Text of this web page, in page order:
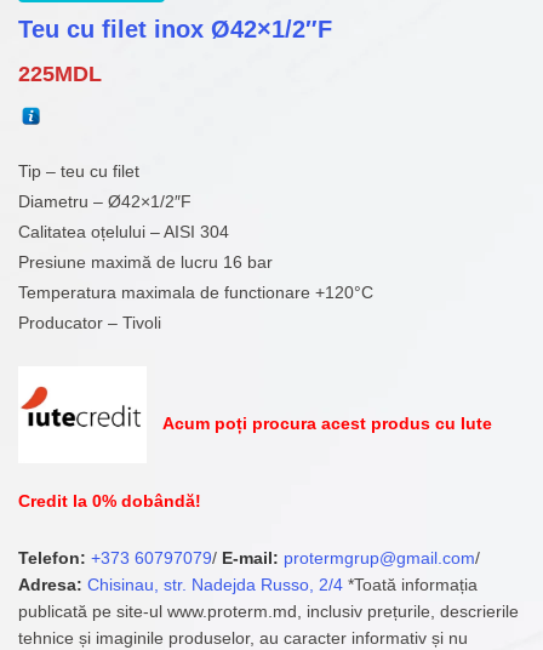
Teu cu filet inox Ø42×1/2″F
225MDL
Tip – teu cu filet
Diametru – Ø42×1/2″F
Calitatea oțelului – AISI 304
Presiune maximă de lucru 16 bar
Temperatura maximala de functionare +120°C
Producator – Tivoli
Acum poți procura acest produs cu Iute
Credit la 0% dobândă!
Telefon: +373 60797079/ E-mail: protermgrup@gmail.com/
Adresa: Chisinau, str. Nadejda Russo, 2/4 *Toată informația
publicată pe site-ul www.proterm.md, inclusiv prețurile, descrierile
tehnice și imaginile produselor, au caracter informativ și nu